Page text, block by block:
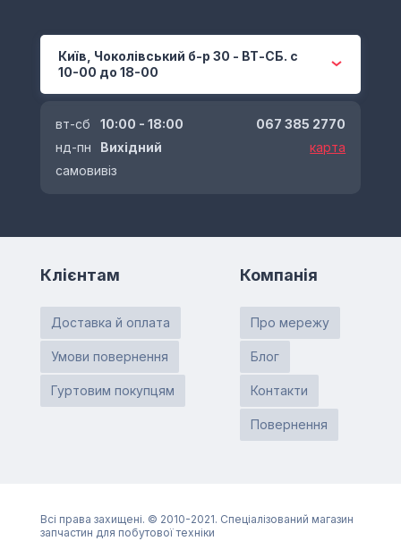
Київ, Чоколівський б-р 30 - ВТ-СБ. с
10-00 до 18-00
вт-сб
10:00 - 18:00
нд-пн
Вихідний
самовивіз
067 385 2770
карта
Клієнтам
Доставка й оплата
Умови повернення
Гуртовим покупцям
Компанія
Про мережу
Блог
Контакти
Повернення
Всі права захищені. © 2010-2021. Спеціалізований магазин
запчастин для побутової техніки